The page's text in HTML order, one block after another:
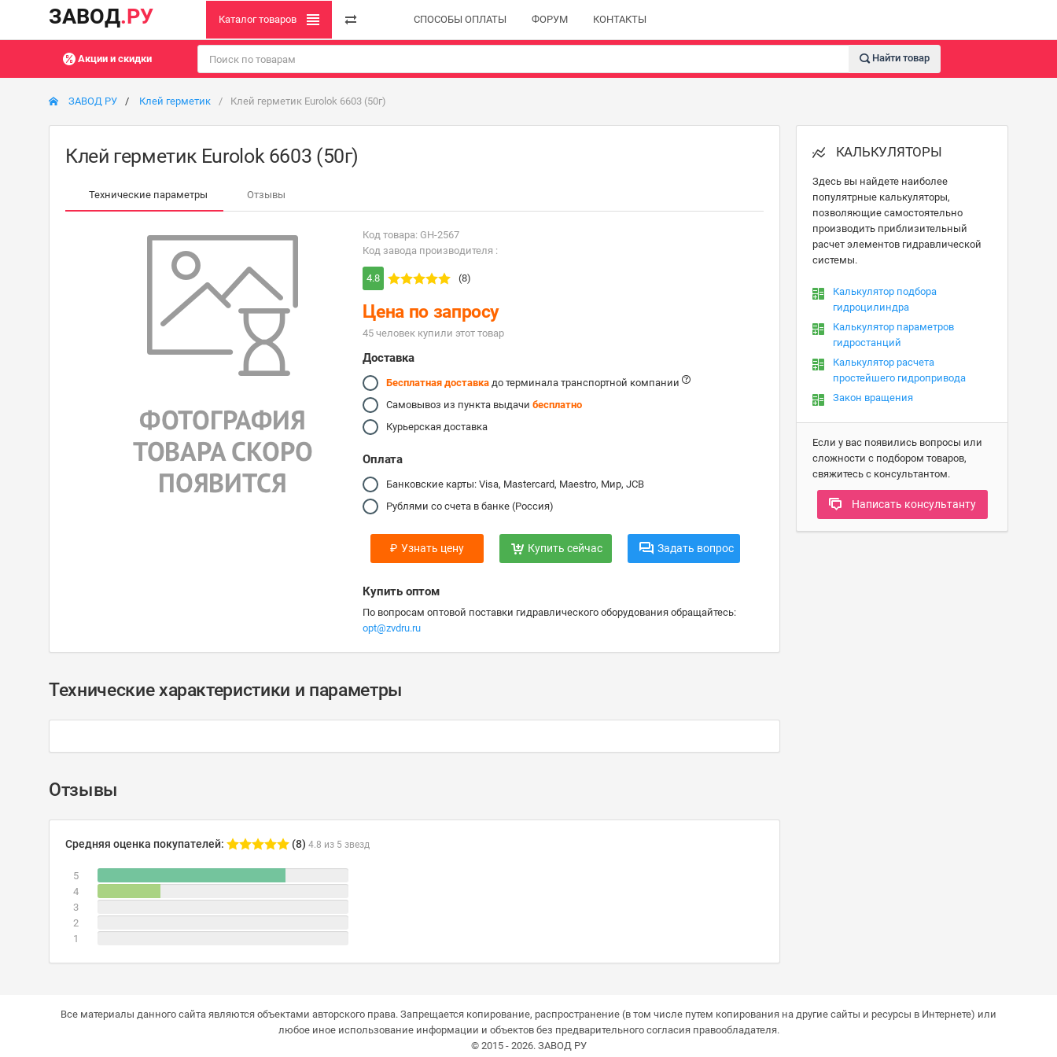
ЗАВОД.РУ Каталог товаров СПОСОБЫ ОПЛАТЫ ФОРУМ КОНТАКТЫ
Акции и скидки Найти товар
ЗАВОД РУ Клей герметик Клей герметик Eurolok 6603 (50г)
Клей герметик Eurolok 6603 (50г)
Технические параметры Отзывы
Код товара: GH-2567
Код завода производителя :
4.8 (8)
Цена по запросу
45 человек купили этот товар
Доставка
Бесплатная доставка до терминала транспортной компании
Самовывоз из пункта выдачибесплатно
Курьерская доставка
Оплата
Банковские карты: Visa, Mastercard, Maestro, Мир, JCB
Рублями со счета в банке (Россия)
₽ Узнать цену Купить сейчас Задать вопрос
Купить оптом
По вопросам оптовой поставки гидравлического оборудования обращайтесь:
opt@zvdru.ru
Технические характеристики и параметры
Отзывы
Средняя оценка покупателей: (8) 4.8 из 5 звезд
5
4
3
2
1
КАЛЬКУЛЯТОРЫ
Здесь вы найдете наиболее
популятрные калькуляторы,
позволяющие самостоятельно
производить приблизительный
расчет элементов гидравлической
системы.
Калькулятор подбора
гидроцилиндра
Калькулятор параметров
гидростанций
Калькулятор расчета
простейшего гидропривода
Закон вращения
Если у вас появились вопросы или
сложности с подбором товаров,
свяжитесь с консультантом.
Написать консультанту
Все материалы данного сайта являются объектами авторского права. Запрещается копирование, распространение (в том числе путем копирования на другие сайты и ресурсы в Интернете) или
любое иное использование информации и объектов без предварительного согласия правообладателя.
© 2015 - 2026. ЗАВОД РУ